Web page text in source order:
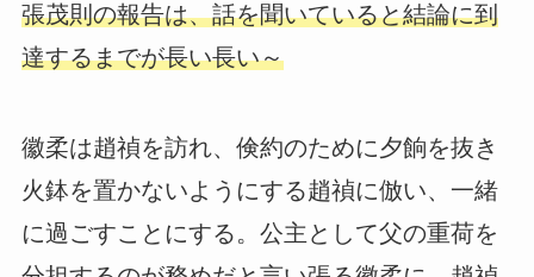
張茂則の報告は、話を聞いていると結論に到
達するまでが長い長い～
徽柔は趙禎を訪れ、倹約のために夕餉を抜き
火鉢を置かないようにする趙禎に倣い、一緒
に過ごすことにする。公主として父の重荷を